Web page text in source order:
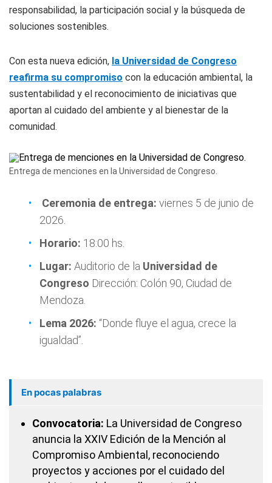
responsabilidad, la participación social y la búsqueda de
soluciones sostenibles.
Con esta nueva edición, la Universidad de Congreso
reafirma su compromiso con la educación ambiental, la
sustentabilidad y el reconocimiento de iniciativas que
aportan al cuidado del ambiente y al bienestar de la
comunidad.
Entrega de menciones en la Universidad de Congreso.
Ceremonia de entrega: viernes 5 de junio de
2026.
Horario: 18:00 hs.
Lugar: Auditorio de la Universidad de
Congreso Dirección: Colón 90, Ciudad de
Mendoza.
Lema 2026: “Donde fluye el agua, crece la
igualdad”.
En pocas palabras
Convocatoria: La Universidad de Congreso
anuncia la XXIV Edición de la Mención al
Compromiso Ambiental, reconociendo
proyectos y acciones por el cuidado del